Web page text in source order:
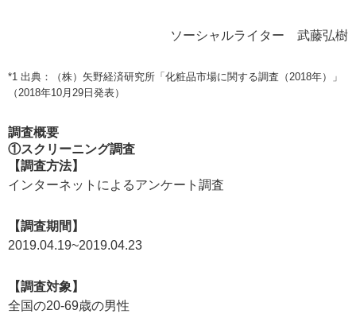
ソーシャルライター 武藤弘樹
*1 出典：（株）矢野経済研究所「化粧品市場に関する調査（2018年）」
（2018年10月29日発表）
調査概要
①スクリーニング調査
【調査方法】
インターネットによるアンケート調査
【調査期間】
2019.04.19~2019.04.23
【調査対象】
全国の20-69歳の男性